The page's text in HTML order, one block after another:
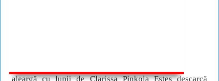
aleargă cu lupii de Clarissa Pinkola Estes descarcă